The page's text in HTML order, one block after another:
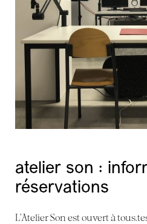
atelier son :
réservations
L’Atelier Son est ouvert à